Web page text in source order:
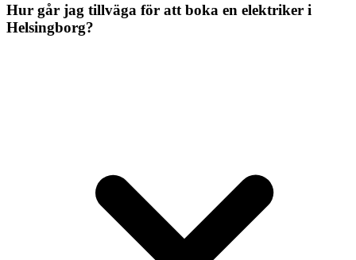
Hur går jag tillväga för att boka en elektriker i
Helsingborg?